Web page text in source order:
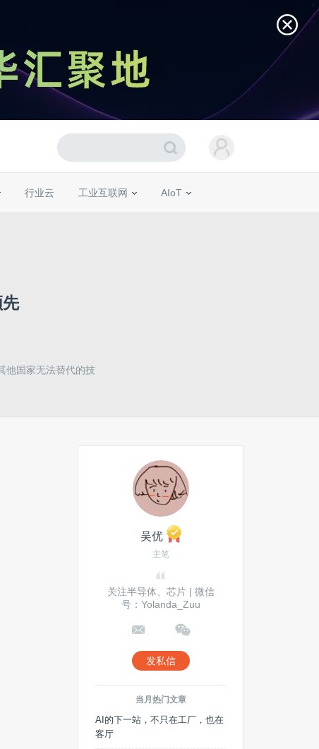
行业云 工业互联网 AIoT
他国家无法替代的技
吴优
主笔
关注半导体、芯片 | 微信
号：Yolanda_Zuu
发私信
当月热门文章
AI的下一站，不只在工厂，也在
客厅